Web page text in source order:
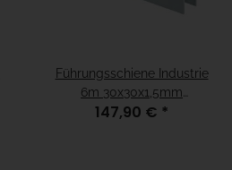
Führungsschiene Industrie
6m 30x30x1,5mm
feuerverzinkt
147,90 € *